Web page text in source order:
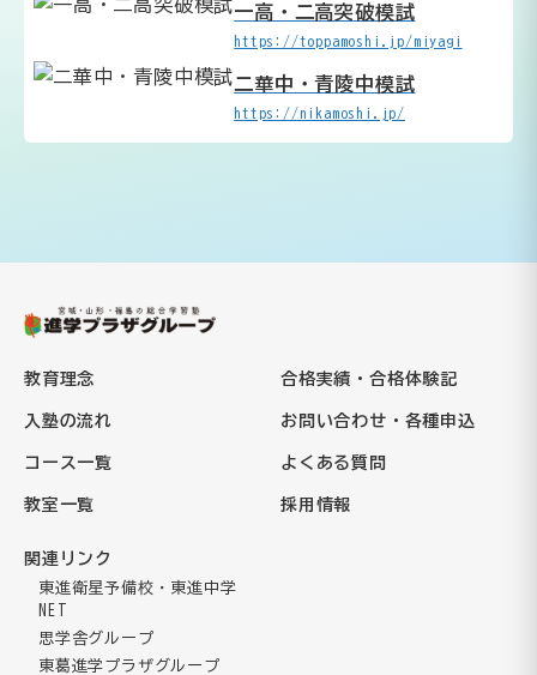
一高・二高突破模試
https://toppamoshi.jp/miyagi
二華中・青陵中模試
https://nikamoshi.jp/
教育理念
入塾の流れ
コース一覧
教室一覧
合格実績・合格体験記
お問い合わせ・各種申込
よくある質問
採用情報
関連リンク
東進衛星予備校・東進中学
NET
思学舎グループ
東葛進学プラザグループ